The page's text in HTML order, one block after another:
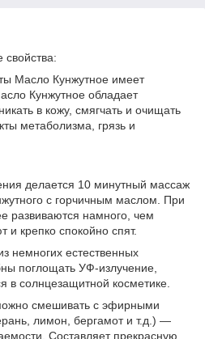
свойства:
Масло Кунжутное имеет
Кунжутное обладает
в кожу, смягчать и очищать
метаболизма, грязь и
делается 10 минутный массаж
с горчичным маслом. При
развиваются намного, чем
и крепко спокойно спят.
немногих естественных
поглощать УФ-излучение,
в солнцезащитной косметике.
смешивать с эфирными
лимон, бергамот и т.д.) —
Составляет прекрасную